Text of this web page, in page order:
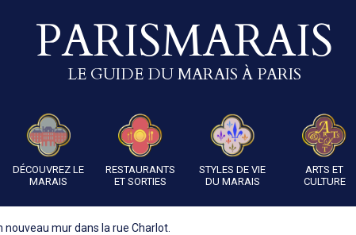
PARISMARAIS
LE GUIDE DU MARAIS À PARIS
DÉCOUVREZ LE
MARAIS
RESTAURANTS
ET SORTIES
STYLES DE VIE
DU MARAIS
ARTS ET
CULTURE
nouveau mur dans la rue Charlot.